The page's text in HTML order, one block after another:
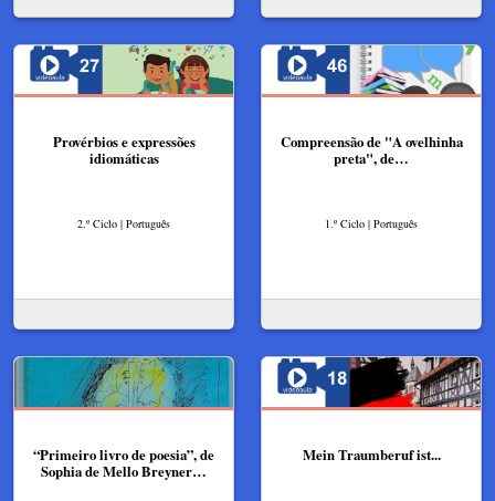
Provérbios e expressões
idiomáticas
2.º Ciclo | Português
Compreensão de "A ovelhinha
preta", de…
1.º Ciclo | Português
“Primeiro livro de poesia”, de
Sophia de Mello Breyner…
Mein Traumberuf ist...